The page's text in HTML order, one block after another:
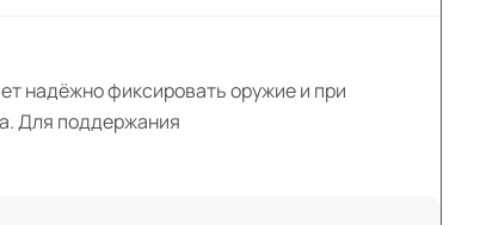
надёжно фиксировать оружие и при
Для поддержания